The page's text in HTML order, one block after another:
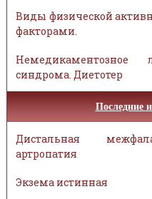
Виды физической
факторами.
Немедикаментозное
синдрома. Диетотер
Последние
Дистальная
артропатия
Экзема истинная